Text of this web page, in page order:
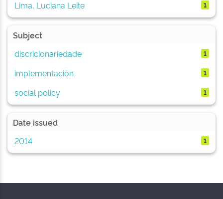
Lima, Luciana Leite 1
Subject
discricionariedade
1
implementación 1
social policy 1
Date issued
2014
1